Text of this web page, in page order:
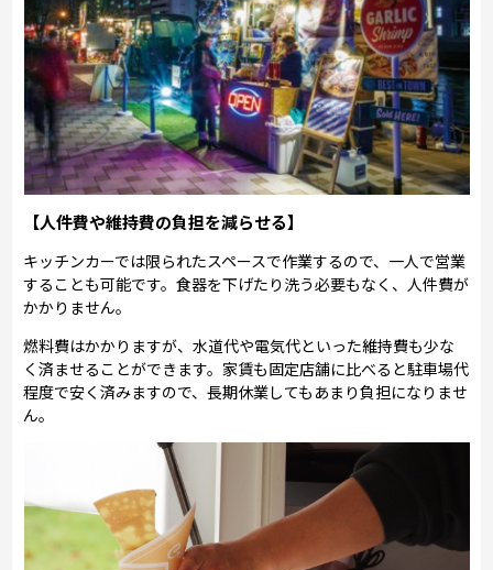
【人件費や維持費の負担を減らせる】
キッチンカーでは限られたスペースで作業するので、一人で営業
することも可能です。食器を下げたり洗う必要もなく、人件費が
かかりません。
燃料費はかかりますが、水道代や電気代といった維持費も少な
く済ませることができます。家賃も固定店舗に比べると駐車場代
程度で安く済みますので、長期休業してもあまり負担になりませ
ん。